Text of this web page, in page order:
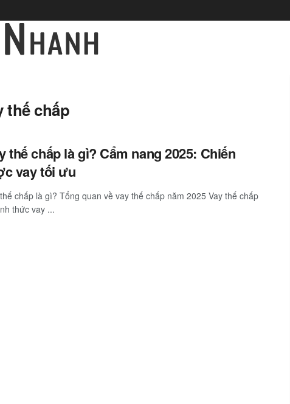
thế chấp
thế chấp là gì? Cẩm nang 2025: Chiến
vay tối ưu
chấp là gì? Tổng quan về vay thế chấp năm 2025 Vay thế chấp
thức vay ...